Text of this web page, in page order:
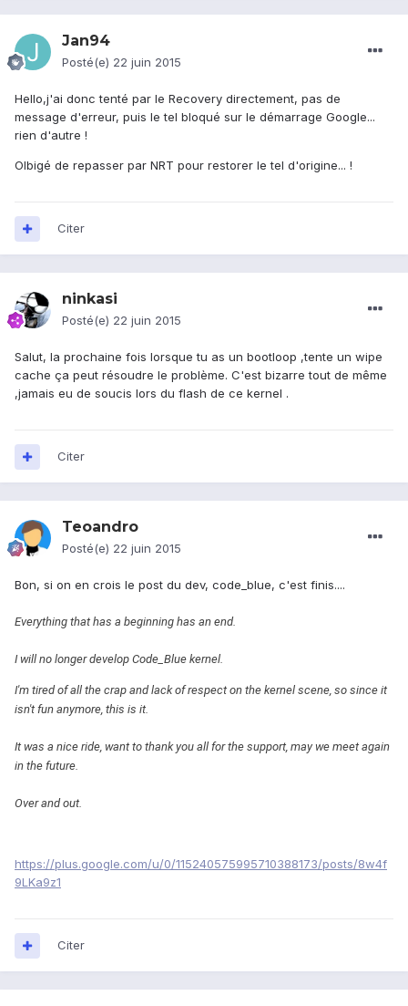
Jan94
Posté(e) 22 juin 2015
Hello,j'ai donc tenté par le Recovery directement, pas de
message d'erreur, puis le tel bloqué sur le démarrage Google...
rien d'autre !
Olbigé de repasser par NRT pour restorer le tel d'origine... !
Citer
ninkasi
Posté(e) 22 juin 2015
Salut, la prochaine fois lorsque tu as un bootloop ,tente un wipe
cache ça peut résoudre le problème. C'est bizarre tout de même
,jamais eu de soucis lors du flash de ce kernel .
Citer
Teoandro
Posté(e) 22 juin 2015
Bon, si on en crois le post du dev, code_blue, c'est finis....
Everything that has a beginning has an end.
I will no longer develop Code_Blue kernel.
I'm tired of all the crap and lack of respect on the kernel scene, so since it
isn't fun anymore, this is it.
It was a nice ride, want to thank you all for the support, may we meet again
in the future.
Over and out.
https://plus.google.com/u/0/115240575995710388173/posts/8w4f
9LKa9z1
Citer